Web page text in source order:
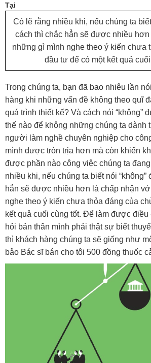
Tại
Có lẽ rằng nhiều khi, nếu chúng ta
cách thì chắc hẳn sẽ được nhiều
những gì mình nghe theo ý kiến chưa
đầu tư để có một kết quả
Trong chúng ta, bạn đã bao nhiêu lần
hàng khi những vấn đề không theo quĩ
quá trình thiết kế? Và cách nói “không”
thế nào để không những chúng ta dành
người làm nghề chuyên nghiệp cho
mình được tròn trịa hơn mà còn khiến
được phần nào công việc chúng ta
nhiều khi, nếu chúng ta biết nói “không”
hẳn sẽ được nhiều hơn là chấp nhận
nghe theo ý kiến chưa thỏa đáng của
kết quả cuối cùng tốt. Để làm được điều
hỏi bản thân mình phải thật sự biết
thì khách hàng chúng ta sẽ giống như
bảo Bác sĩ bán cho tôi 500 đồng thuốc